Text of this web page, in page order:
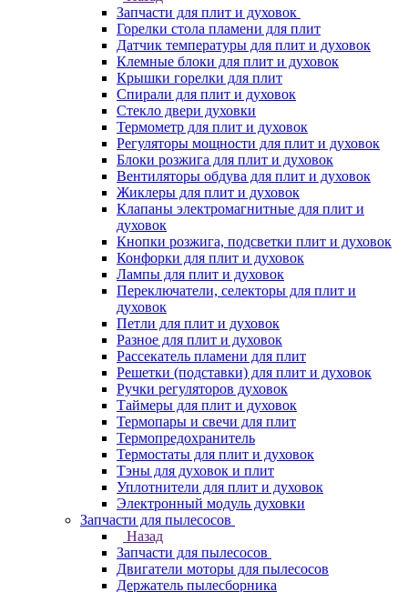
Запчасти для плит и духовок
Горелки стола пламени для плит
Датчик температуры для плит и духовок
Клемные блоки для плит и духовок
Крышки горелки для плит
Спирали для плит и духовок
Стекло двери духовки
Термометр для плит и духовок
Регуляторы мощности для плит и духовок
Блоки розжига для плит и духовок
Вентиляторы обдува для плит и духовок
Жиклеры для плит и духовок
Клапаны электромагнитные для плит и
духовок
Кнопки розжига, подсветки плит и духовок
Конфорки для плит и духовок
Лампы для плит и духовок
Переключатели, селекторы для плит и
духовок
Петли для плит и духовок
Разное для плит и духовок
Рассекатель пламени для плит
Решетки (подставки) для плит и духовок
Ручки регуляторов духовок
Таймеры для плит и духовок
Термопары и свечи для плит
Термопредохранитель
Термостаты для плит и духовок
Тэны для духовок и плит
Уплотнители для плит и духовок
Электронный модуль духовки
Запчасти для пылесосов
Назад
Запчасти для пылесосов
Двигатели моторы для пылесосов
Держатель пылесборника